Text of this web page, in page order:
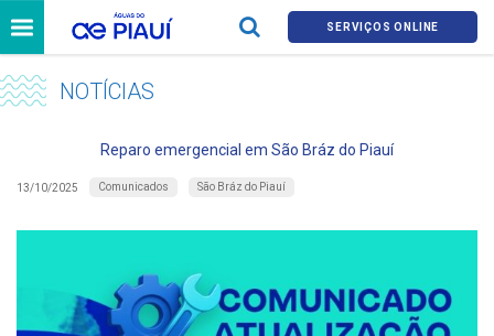
SERVIÇOS ONLINE
NOTÍCIAS
Reparo emergencial em São Bráz do Piauí
13/10/2025 Comunicados São Bráz do Piauí